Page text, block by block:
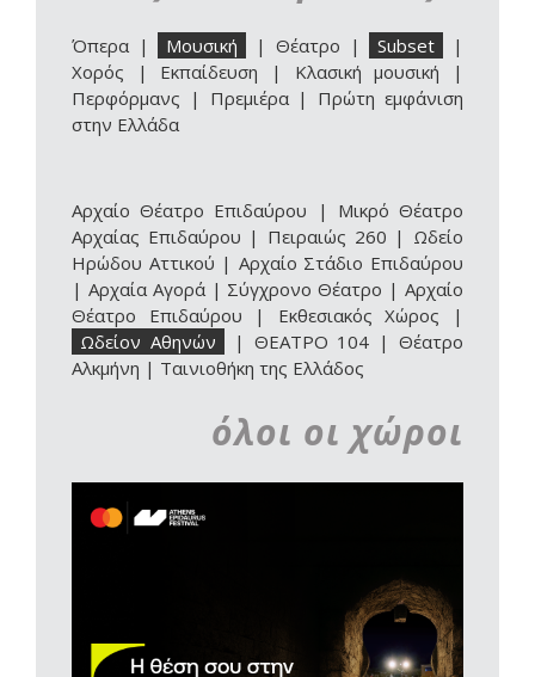
Όπερα | Μουσική | Θέατρο | Subset
|
Χορός | Εκπαίδευση | Κλασική μουσική |
Περφόρμανς | Πρεμιέρα| Πρώτη εμφάνιση
στην Ελλάδα
Αρχαίο Θέατρο Επιδαύρου | Μικρό Θέατρο
Αρχαίας Επιδαύρου | Πειραιώς 260 | Ωδείο
Ηρώδου Αττικού | Αρχαίο Στάδιο Επιδαύρου
| Αρχαία Αγορά| Σύγχρονο Θέατρο |Αρχαίο
Θέατρο Επιδαύρου | Εκθεσιακός Χώρος |
Ωδείον Αθηνών
| ΘΕΑΤΡΟ 104 |Θέατρο
Αλκμήνη | Ταινιοθήκη της Ελλάδος
όλοι οι χώροι